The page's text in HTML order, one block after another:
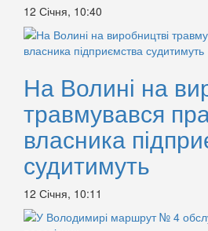
12 Січня, 10:40
На Волині на
травмувався
власника
судитимуть
12 Січня, 10:11